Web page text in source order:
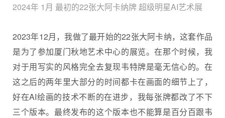
2024年 1月 最初的22张大阿卡纳牌 超级明星AI艺术展
2023年12月，我做了最开始的22张大阿卡纳，这套作品
是为了参加厦门秋地艺术中心的展览。在那个时候，我
对于用写实的风格完全去复现韦特牌是毫无信心的。在
这之后的两年里大部分的时间都卡在画面的细节上了，
好在AI绘画的技术不断的在进步，我每张牌都改了不下
三个版本。最终发布的这个版本也不能算是百分百跟韦